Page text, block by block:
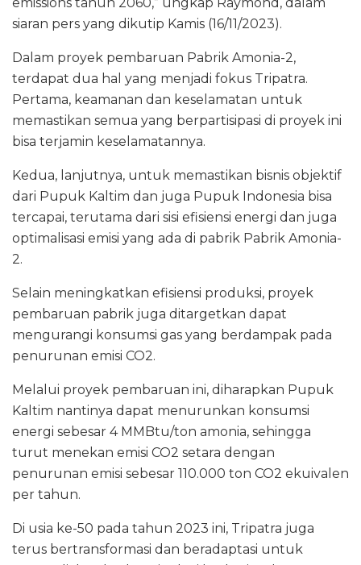
siaran pers yang dikutip Kamis (16/11/2023).
Dalam proyek pembaruan Pabrik Amonia-2,
terdapat dua hal yang menjadi fokus Tripatra.
Pertama, keamanan dan keselamatan untuk
memastikan semua yang berpartisipasi di proyek ini
bisa terjamin keselamatannya.
Kedua, lanjutnya, untuk memastikan bisnis objektif
dari Pupuk Kaltim dan juga Pupuk Indonesia bisa
tercapai, terutama dari sisi efisiensi energi dan juga
optimalisasi emisi yang ada di pabrik Pabrik Amonia-
2.
Selain meningkatkan efisiensi produksi, proyek
pembaruan pabrik juga ditargetkan dapat
mengurangi konsumsi gas yang berdampak pada
penurunan emisi CO2.
Melalui proyek pembaruan ini, diharapkan Pupuk
Kaltim nantinya dapat menurunkan konsumsi
energi sebesar 4 MMBtu/ton amonia, sehingga
turut menekan emisi CO2 setara dengan
penurunan emisi sebesar 110.000 ton CO2 ekuivalen
per tahun.
Di usia ke-50 pada tahun 2023 ini, Tripatra juga
terus bertransformasi dan beradaptasi untuk